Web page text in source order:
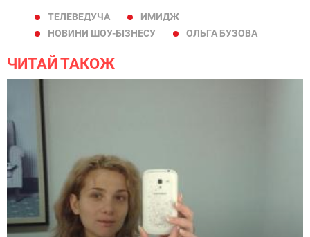
ТЕЛЕВЕДУЧА
ИМИДЖ
НОВИНИ ШОУ-БІЗНЕСУ
ОЛЬГА БУЗОВА
ЧИТАЙ ТАКОЖ